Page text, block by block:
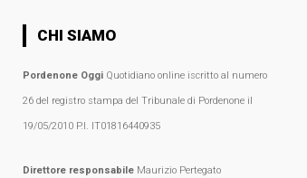
CHI SIAMO
Pordenone OggiQuotidiano online iscritto al numero
26 del registro stampa del Tribunale di Pordenone il
19/05/2010 P.I. IT01816440935
Direttore responsabileMaurizio Pertegato